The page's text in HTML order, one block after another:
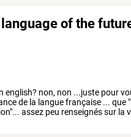
of the
english? non, non ...juste pour
de la languefrançaise ... que
assez peu renseignéssur la